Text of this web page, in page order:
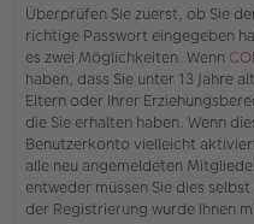
Überprüfen Sie zuerst, ob Sie
richtige Passwort eingegeben
es zwei Möglichkeiten. Wenn
haben, dass Sie unter 13 Jahre
Eltern oder Ihrer
die Sie erhalten haben. Wenn
Benutzerkonto vielleicht
alle neu angemeldeten
entweder müssen Sie dies
der Registrierung wurde Ihnen